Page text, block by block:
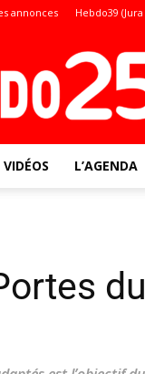
annonces Hebdo39
:
VIDÉOS L’AGENDA
du